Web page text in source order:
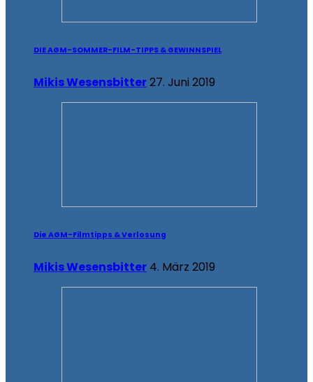
DIE AGM-SOMMER-FILM-TIPPS & GEWINNSPIEL
Mikis Wesensbitter27. Juni 2019
Die AGM-Filmtipps & Verlosung
Mikis Wesensbitter 4. März 2019